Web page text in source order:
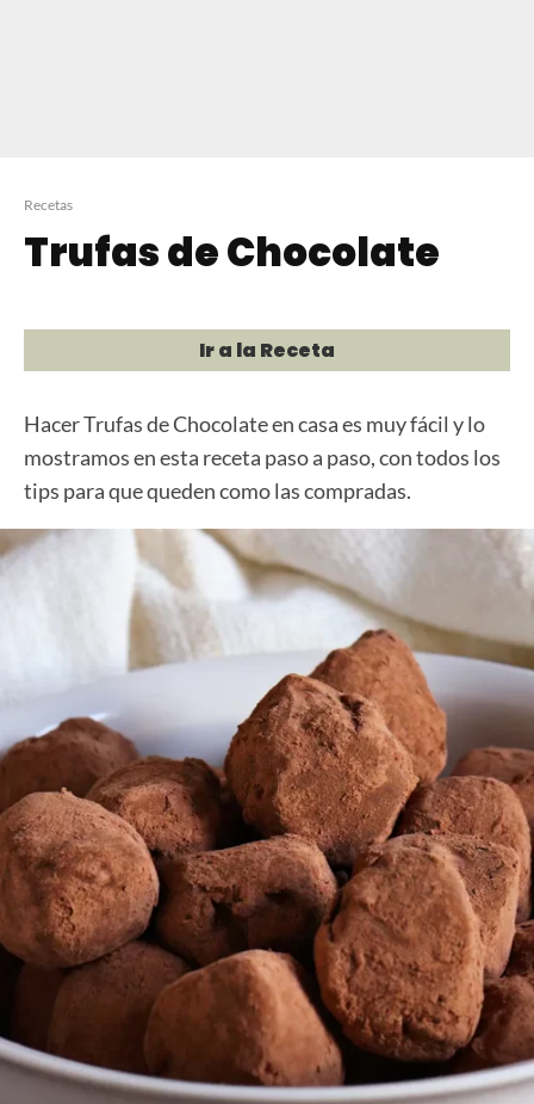
Recetas
Trufas de Chocolate
Ir a la Receta
Hacer Trufas de Chocolate en casa es muy fácil y lo
mostramos en esta receta paso a paso, con todos los
tips para que queden como las compradas.